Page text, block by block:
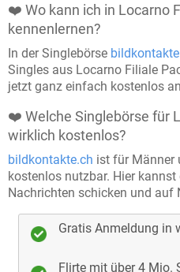
Manuell geprüfte
überprüft, bevor es
sicherzustellen, dass
kennenlernst.
Echtheitschecks
bieten Ihnen die
Vertrauen in Ihre
dass Fake-Profile und
❤️ Wo kann ich in Locarno
kennenlernen?
In der Singlebörse
Singles aus Locarno Filiale
jetzt ganz einfach kostenlos
❤️ Welche Singlebörse für
wirklich kostenlos?
bildkontakte.ch ist für Männer
kostenlos nutzbar. Hier
Nachrichten schicken und auf
Gratis Anmeldung in
Flirte mit über 4 Mio.